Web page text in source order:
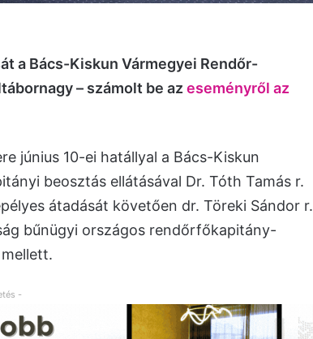
a Bács-Kiskun Vármegyei Rendőr-
– számolt be az eseményről az
június 10-ei hatállyal a Bács-Kiskun
beosztás ellátásával Dr. Tóth Tamás r.
átadását követően dr. Töreki Sándor r.
bűnügyi országos rendőrfőkapitány-
-